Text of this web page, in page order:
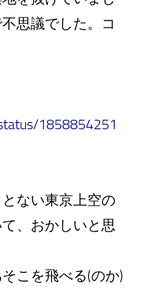
思議でした。コ
1858854251
ない東京上空の
、おかしいと思
こを飛べる(のか)